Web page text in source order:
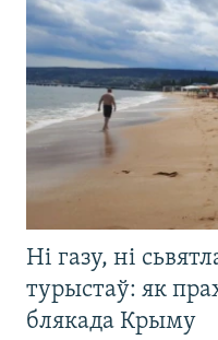
Ні газу, ні
турыстаў: як
блякада Крыму